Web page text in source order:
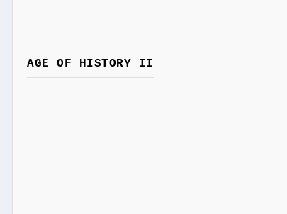
AGE OF HISTORY II